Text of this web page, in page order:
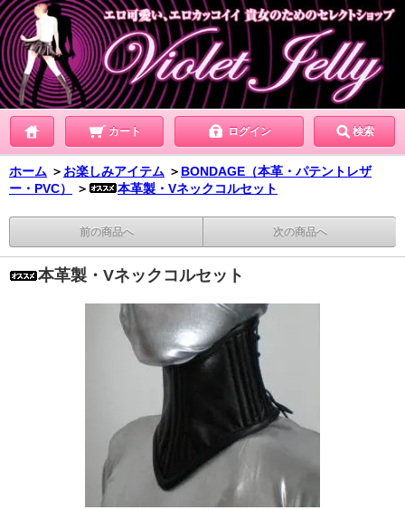
カート ログイン 検索
ホーム ＞ お楽しみアイテム ＞ BONDAGE（本革・パテントレザ
ー・PVC）
＞ 本革製・Vネックコルセット
前の商品へ 次の商品へ
本革製・Vネックコルセット